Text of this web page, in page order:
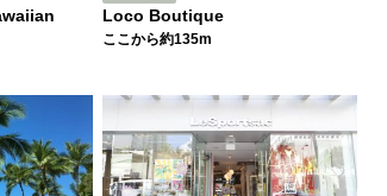
Loco Boutique
ここから約135m